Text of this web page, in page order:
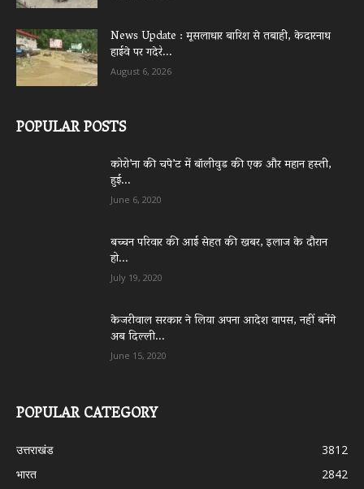
News Update : मूसलाधार बारिश से तबाही, केदारनाथ
हाईवे पर गदेरे...
August 6, 2026
POPULAR POSTS
कोरो’ना की चपे’ट में बॉलीवुड की एक और महान हस्ती,
हुई...
June 6, 2020
बच्चन परिवार की आई सेहत की खबर, इलाज के दौरान
हो...
July 19, 2020
केजरीवाल सरकार ने लिया अपना आदेश वापस, नहीं बनेंगे
अब दिल्ली...
June 15, 2020
POPULAR CATEGORY
उत्तराखंड
3812
भारत
2842